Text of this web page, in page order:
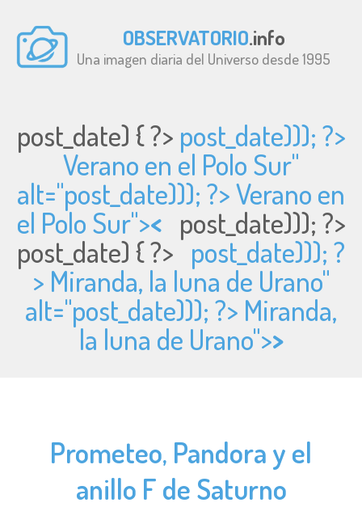
OBSERVATORIO.info
Una imagen diaria del Universo desde 1995
post_date) { ?> post_date))); ?>
Verano en el Polo Sur"
alt="post_date))); ?> Verano en
el Polo Sur">< post_date))); ?>
post_date) { ?> post_date))); ?
> Miranda, la luna de Urano"
alt="post_date))); ?> Miranda,
la luna de Urano">>
Prometeo, Pandora y el
anillo F de Saturno